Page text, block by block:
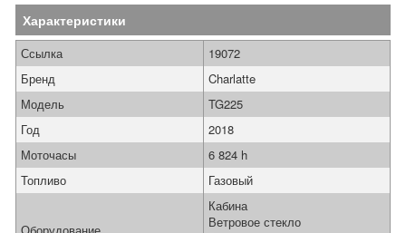
Характеристики
Ссылка
19072
Бренд
Charlatte
Модель
TG225
Год
2018
Моточасы
6 824 h
Топливо
Газовый
Кабина
Ветровое стекло